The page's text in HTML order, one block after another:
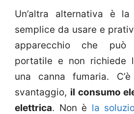
Un’altra alternativa è
semplice da usare e
apparecchio che può
portatile e non richiede
una canna fumaria.
svantaggio, il consumo
elettrica. Non è la